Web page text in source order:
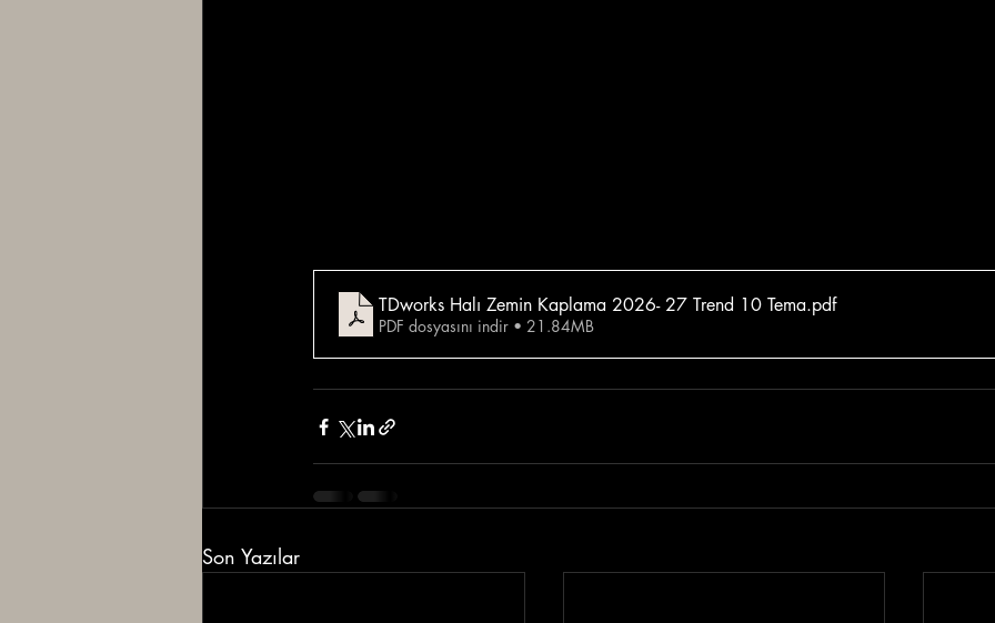
TDworks Halı Zemin Kaplama 2026- 27 Trend 10 Tema.pdf
PDF dosyasını indir • 21.84MB
Son Yazılar